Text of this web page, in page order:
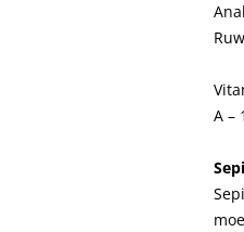
A –